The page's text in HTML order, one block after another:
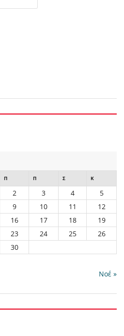
Π Π Σ Κ
2 3 4
5
9 10 11
12
16 17 18
19
23 24 25
26
30
Νοέ »